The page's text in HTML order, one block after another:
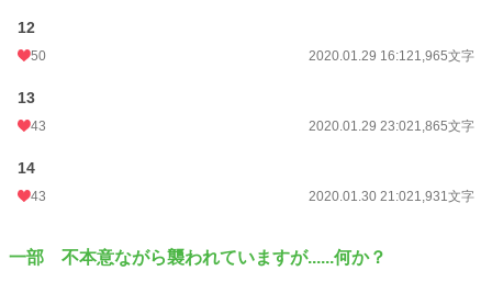
12
50 2020.01.29 16:121,965文字
13
43 2020.01.29 23:021,865文字
14
43 2020.01.30 21:021,931文字
一部 不本意ながら襲われていますが......何か？